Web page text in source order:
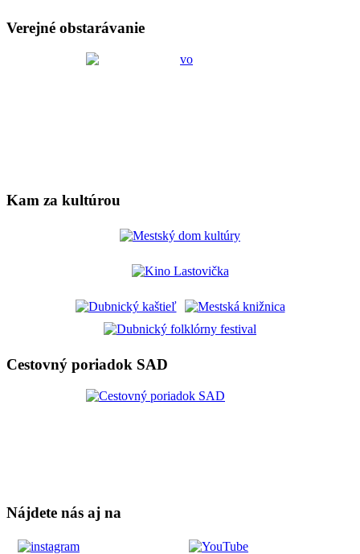
Verejné obstarávanie
Kam za kultúrou
Cestovný poriadok SAD
Nájdete nás aj na